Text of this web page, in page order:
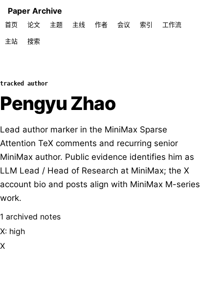
Paper Archive
首页 论文 主题 主线 作者 会议 索引 工作流
主站 搜索
tracked author
Pengyu Zhao
Lead author marker in the MiniMax Sparse
Attention TeX comments and recurring senior
MiniMax author. Public evidence identifies him as
LLM Lead / Head of Research at MiniMax; the X
account bio and posts align with MiniMax M-series
work.
1 archived notes
X: high
X